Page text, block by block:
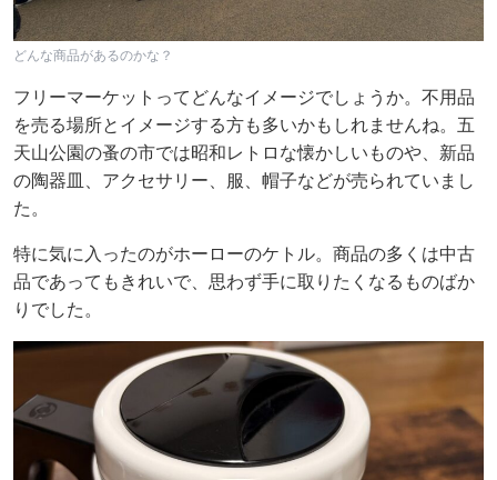
どんな商品があるのかな？
フリーマーケットってどんなイメージでしょうか。不用品
を売る場所とイメージする方も多いかもしれませんね。五
天山公園の蚤の市では昭和レトロな懐かしいものや、新品
の陶器皿、アクセサリー、服、帽子などが売られていまし
た。
特に気に入ったのがホーローのケトル。商品の多くは中古
品であってもきれいで、思わず手に取りたくなるものばか
りでした。